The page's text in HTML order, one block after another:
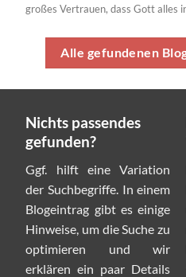
großes Vertrauen, dass Gott alles
Alle gefundenen
Nichts passendes
gefunden?
Ggf. hilft eine Variation
der Suchbegriffe. In einem
Blogeintrag gibt es einige
Hinweise, um die Suche zu
optimieren und wir
erklären ein paar Details